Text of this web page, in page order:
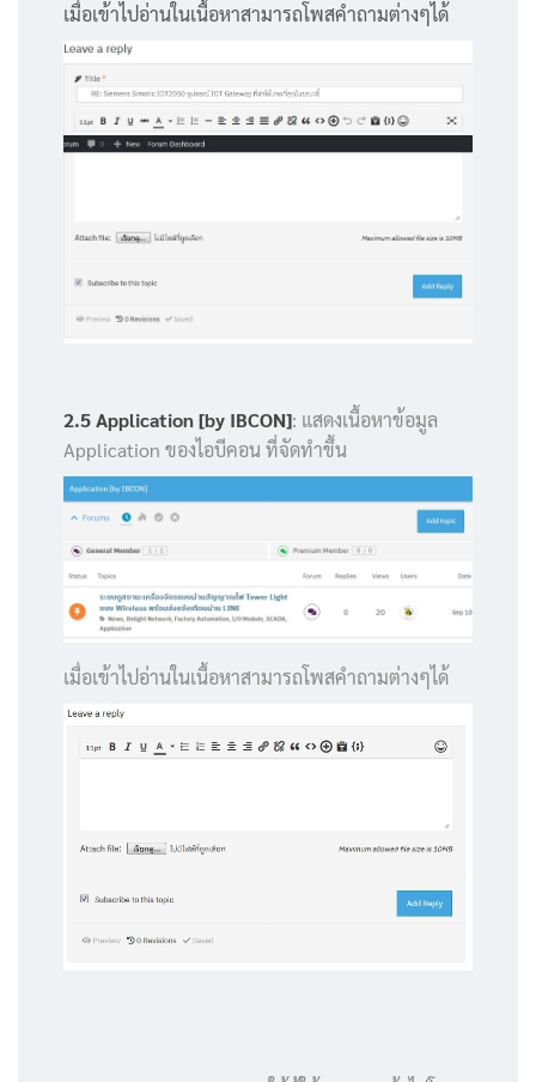
เมื่อเข้าไปอ่านในเนื้อหาสามารถโพสคำถามต่างๆได้
2.5 Application [by IBCON]: แสดงเนื้อหาข้อมูล
Application ของไอบีคอน ที่จัดทำขึ้น
เมื่อเข้าไปอ่านในเนื้อหาสามารถโพสคำถามต่างๆได้